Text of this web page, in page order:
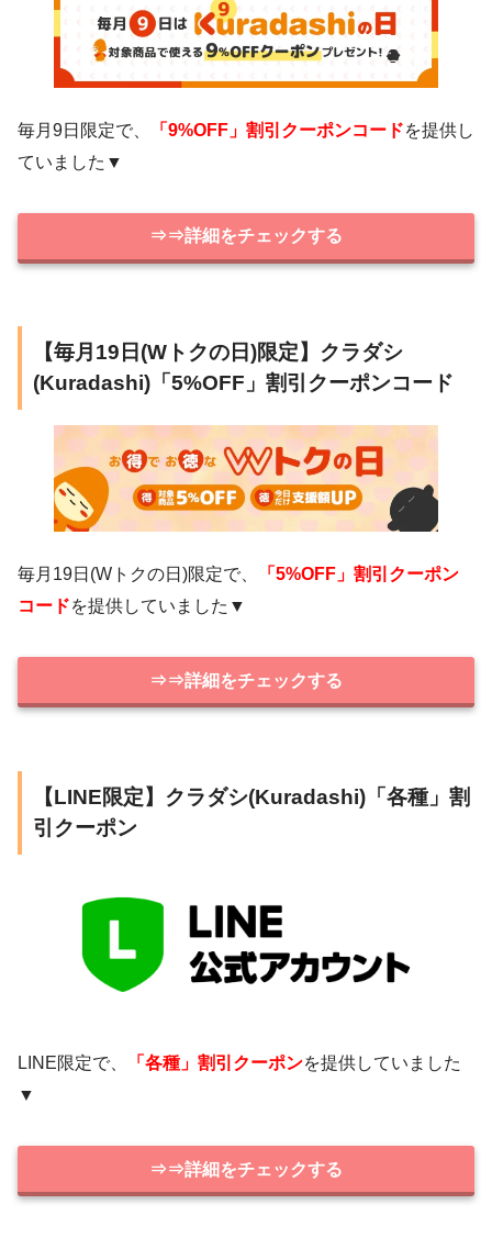
毎月9日限定で、 「9%OFF」割引クーポンコードを提供し
ていました▼
⇒⇒詳細をチェックする
【毎月19日(Wトクの日)限定】クラダシ
(Kuradashi)「5%OFF」割引クーポンコード
毎月19日(Wトクの日)限定で、
「5%OFF」割引クーポン
コードを提供していました▼
⇒⇒詳細をチェックする
【LINE限定】クラダシ(Kuradashi)「各種」割
引クーポン
LINE限定で、 「各種」割引クーポンを提供していました
▼
⇒⇒詳細をチェックする